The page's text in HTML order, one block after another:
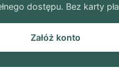
dostępu. Bez karty
Załóż konto